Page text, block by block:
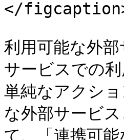
</
利用可能な外
サービスでの
単純なアクシ
な外部サービ
て、「連携可